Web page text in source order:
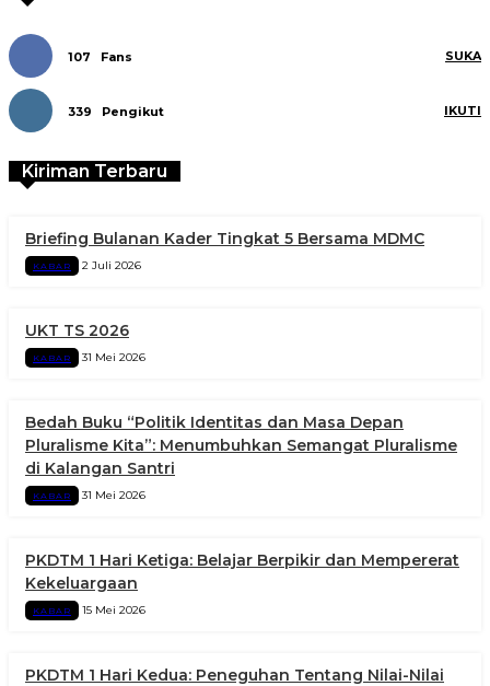
107 Fans SUKA
339 Pengikut IKUTI
Kiriman Terbaru
Briefing Bulanan Kader Tingkat 5 Bersama MDMC
KABAR 2 Juli 2026
UKT TS 2026
KABAR 31 Mei 2026
Bedah Buku “Politik Identitas dan Masa Depan
Pluralisme Kita”: Menumbuhkan Semangat Pluralisme
di Kalangan Santri
KABAR 31 Mei 2026
PKDTM 1 Hari Ketiga: Belajar Berpikir dan Mempererat
Kekeluargaan
KABAR 15 Mei 2026
PKDTM 1 Hari Kedua: Peneguhan Tentang Nilai-Nilai